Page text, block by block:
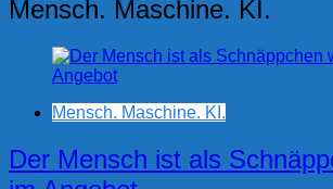
Mensch. Maschine. KI.
Mensch. Maschine. KI.
Der Mensch ist als